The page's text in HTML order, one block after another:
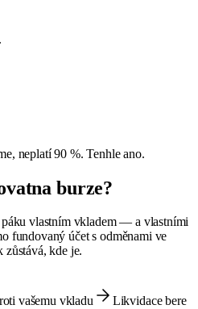
neplatí 90 %. Tenhle ano.
na burze?
vlastním vkladem — a vlastními
fundovaný účet s odměnami ve
zůstává, kde je.
vašemu vkladu
Likvidace bere